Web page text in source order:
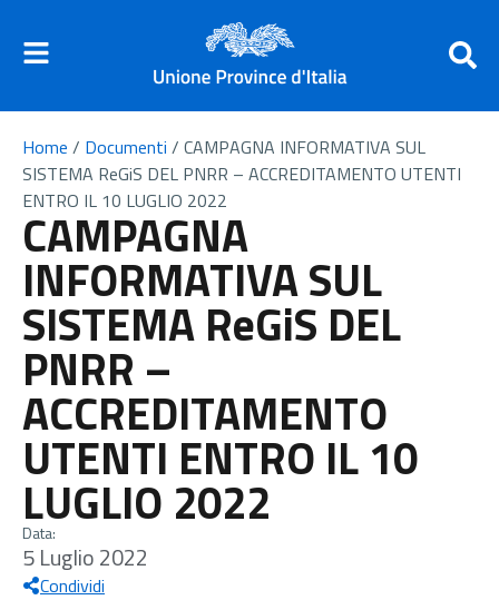
Home / Documenti / CAMPAGNA INFORMATIVA SUL
SISTEMA ReGiS DEL PNRR – ACCREDITAMENTO UTENTI
ENTRO IL 10 LUGLIO 2022
CAMPAGNA
INFORMATIVA SUL
SISTEMA ReGiS DEL
PNRR –
ACCREDITAMENTO
UTENTI ENTRO IL 10
LUGLIO 2022
Data:
5 Luglio 2022
Condividi